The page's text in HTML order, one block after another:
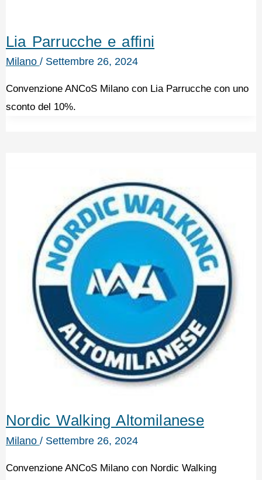
Lia Parrucche e affini
Milano / Settembre 26, 2024
Convenzione ANCoS Milano con Lia Parrucche con uno
sconto del 10%.
Nordic Walking Altomilanese
Milano / Settembre 26, 2024
Convenzione ANCoS Milano con Nordic Walking